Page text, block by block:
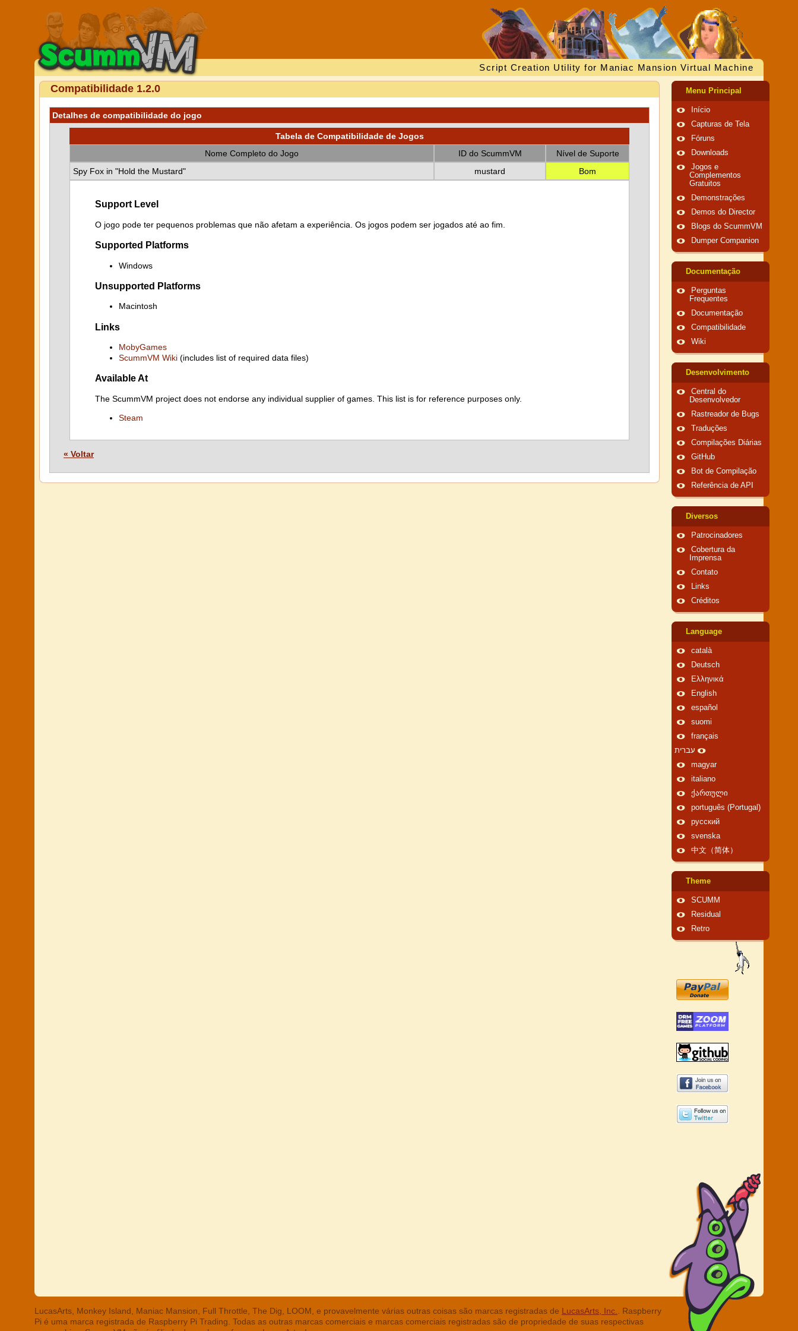
Script Creation Utility for Maniac Mansion Virtual Machine
Compatibilidade 1.2.0
Detalhes de compatibilidade do jogo
Tabela de Compatibilidade de Jogos
Nome Completo do Jogo
ID do ScummVM
Nível de Suporte
Spy Fox in "Hold the Mustard"
mustard Bom
Support Level
O jogo pode ter pequenos problemas que não afetam a experiência. Os jogos podem ser jogados até ao fim.
Supported Platforms
Windows
Unsupported Platforms
Macintosh
Links
MobyGames
ScummVM Wiki (includes list of required data files)
Available At
The ScummVM project does not endorse any individual supplier of games. This list is for reference purposes only.
Steam
« Voltar
Menu Principal
Início
Capturas de Tela
Fóruns
Downloads
Jogos e
Complementos
Gratuitos
Demonstrações
Demos do Director
Blogs do ScummVM
Dumper Companion
Documentação
Perguntas
Frequentes
Documentação
Compatibilidade
Wiki
Desenvolvimento
Central do
Desenvolvedor
Rastreador de Bugs
Traduções
Compilações Diárias
GitHub
Bot de Compilação
Referência de API
Diversos
Patrocinadores
Cobertura da
Imprensa
Contato
Links
Créditos
Language
català
Deutsch
Ελληνικά
English
español
suomi
français
עברית
magyar
italiano
ქართული
português (Portugal)
русский
svenska
中文（简体）
Theme
SCUMM
Residual
Retro
LucasArts, Monkey Island, Maniac Mansion, Full Throttle, The Dig, LOOM, e provavelmente várias outras coisas são marcas registradas de LucasArts, Inc.
. Raspberry
Pi é uma marca registrada de Raspberry Pi Trading. Todas as outras marcas comerciais e marcas comerciais registradas são de propriedade de suas respectivas